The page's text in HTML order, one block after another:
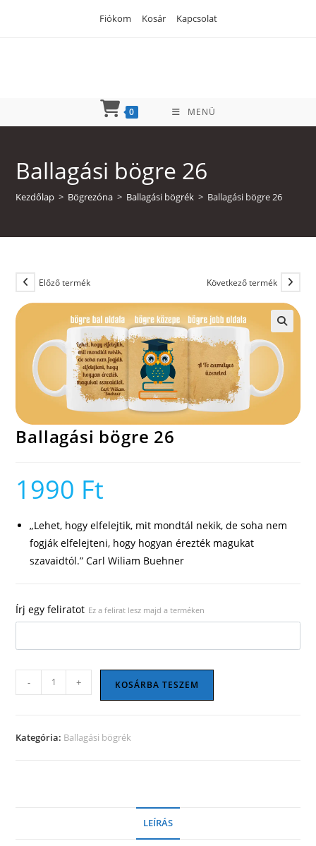
Fiókom Kosár Kapcsolat
0 MENÜ
Ballagási bögre 26
Kezdőlap > Bögrezóna > Ballagási bögrék > Ballagási bögre 26
Előző termék Következő termék
Ballagási bögre 26
1990 Ft
„Lehet, hogy elfelejtik, mit mondtál nekik, de soha nem
fogják elfelejteni, hogy hogyan érezték magukat
szavaidtól.” Carl Wiliam Buehner
Írj egy feliratot Ez a felirat lesz majd a terméken
Ballagási
bögre
- + KOSÁRBA TESZEM
Kategória: Ballagási bögrék
LEÍRÁS